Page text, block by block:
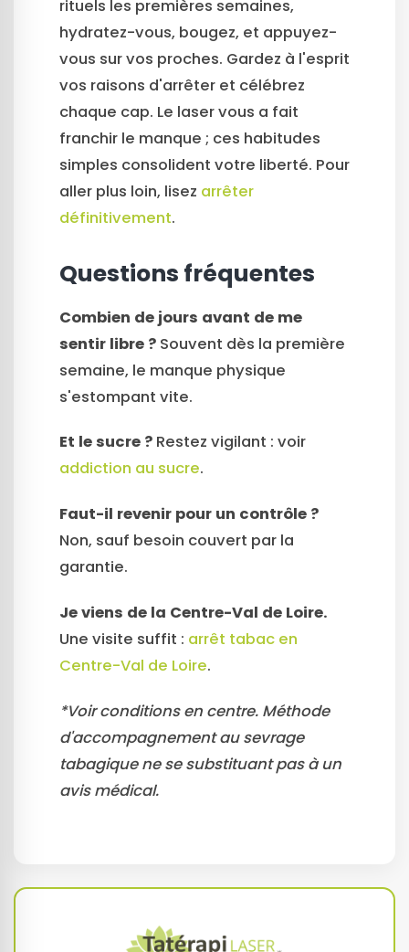
rituels les premières semaines,
hydratez-vous, bougez, et appuyez-
vous sur vos proches. Gardez à l'esprit
vos raisons d'arrêter et célébrez
chaque cap. Le laser vous a fait
franchir le manque ; ces habitudes
simples consolident votre liberté. Pour
aller plus loin, lisez arrêter
définitivement.
Questions fréquentes
Combien de jours avant de me
sentir libre ? Souvent dès la première
semaine, le manque physique
s'estompant vite.
Et le sucre ? Restez vigilant : voir
addiction au sucre.
Faut-il revenir pour un contrôle ?
Non, sauf besoin couvert par la
garantie.
Je viens de la Centre-Val de Loire.
Une visite suffit : arrêt tabac en
Centre-Val de Loire.
*Voir conditions en centre. Méthode
d'accompagnement au sevrage
tabagique ne se substituant pas à un
avis médical.